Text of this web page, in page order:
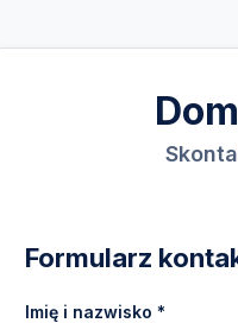
Formularz
Imię i nazwisko *